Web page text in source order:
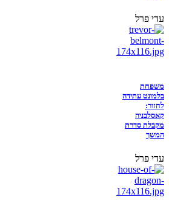
עדי פרל
משפחת
בלמונט עתידה
לחזור:
קאסלבניה
מקבלת סדרת
המשך
עדי פרל